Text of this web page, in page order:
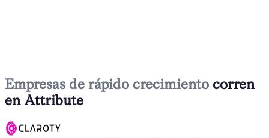
Empresas de rápido crecimiento corren
en Attribute